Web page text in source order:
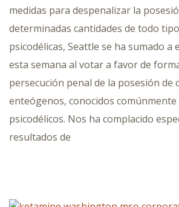
medidas para despenalizar la
determinadas cantidades de todo
psicodélicas, Seattle se ha sumado a
esta semana al votar a favor de
persecución penal de la posesión de
enteógenos, conocidos comúnmente
psicodélicos. Nos ha complacido
resultados de